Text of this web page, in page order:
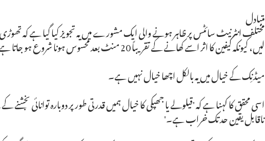
متبادل
مختلف انٹرنیٹ سائٹس پر ظاہر ہونے والی ایک مشورے میں یہ تجویز کیا گیا ہے کہ
لیں، کیونکہ کیفین کا اثر اسے کھانے کے تقریباً 20 منٹ بعد محسوس ہونا شروع ہو جاتا ہے، جب آپ بیدار ہوتے ہیں۔
میڈنِک کے خیال میں یہ بالکل اچھا خیال نہیں ہے۔
اسی محقق کا کہنا ہے کہ 'قیلولے یا جھپکی کا خیال ہمیں قدرتی طور پر دوبارہ توانائی
ناقابل یقین حد تک خراب ہے۔'